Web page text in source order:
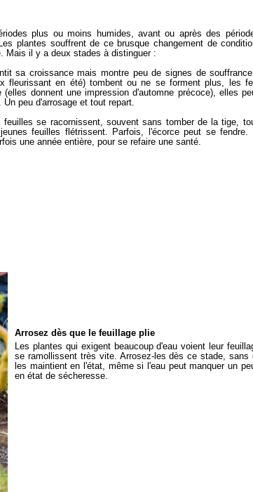
plus ou moins humides, avant ou après des
plantes souffrent de ce brusque changement de
Mais il y a deux stades à distinguer :
sa croissance mais montre peu de signes de
fleurissant en été) tombent ou ne se forment plus, les
donnent une impression d'automne précoce), elles
peu d'arrosage et tout repart.
feuilles se racornissent, souvent sans tomber de la tige,
feuilles flétrissent. Parfois, l'écorce peut se fendre.
une année entière, pour se refaire une santé.
Arrosez dès que le feuillage plie
Les plantes qui exigent beaucoup d'eau voient leur
se ramollissent très vite. Arrosez-les dès ce stade,
les maintient en l'état, même si l'eau peut manquer un
en état de sécheresse.